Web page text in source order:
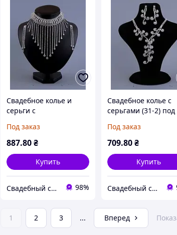
Свадебное колье и
серьги с
стразами
Под заказ
887.80₴
Купить
Свадебный салон "ПРИНЦЕССА" 98%
Свадебное колье с
серьгами (31-2) под
Под заказ
709.80₴
Купить
Свадебный салон "ПРИНЦЕССА"
1 2 3 ... Вперед